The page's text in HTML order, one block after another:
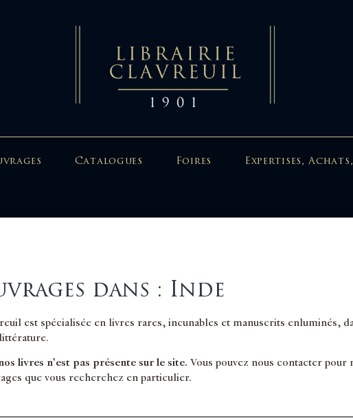
Catalogues Foires Expertises,
dans : Inde
est spécialisée en livres rares, incunables et manuscrits enluminés,
livres n’est pas présente sur le site. Vous pouvez nous contacter pour
que vous recherchez en particulier.